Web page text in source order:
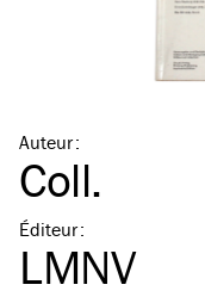
Auteur:
Coll.
Éditeur:
LMNV